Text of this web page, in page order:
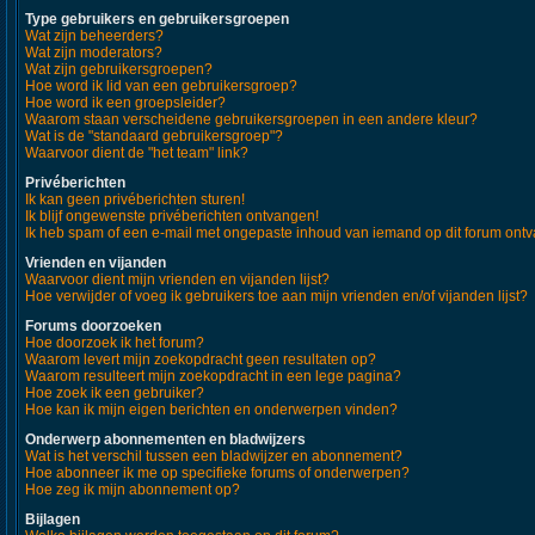
Type gebruikers en gebruikersgroepen
Wat zijn beheerders?
Wat zijn moderators?
Wat zijn gebruikersgroepen?
Hoe word ik lid van een gebruikersgroep?
Hoe word ik een groepsleider?
Waarom staan verscheidene gebruikersgroepen in een andere kleur?
Wat is de "standaard gebruikersgroep"?
Waarvoor dient de "het team" link?
Privéberichten
Ik kan geen privéberichten sturen!
Ik blijf ongewenste privéberichten ontvangen!
Ik heb spam of een e-mail met ongepaste inhoud van iemand op dit forum
Vrienden en vijanden
Waarvoor dient mijn vrienden en vijanden lijst?
Hoe verwijder of voeg ik gebruikers toe aan mijn vrienden en/of vijanden lijst?
Forums doorzoeken
Hoe doorzoek ik het forum?
Waarom levert mijn zoekopdracht geen resultaten op?
Waarom resulteert mijn zoekopdracht in een lege pagina?
Hoe zoek ik een gebruiker?
Hoe kan ik mijn eigen berichten en onderwerpen vinden?
Onderwerp abonnementen en bladwijzers
Wat is het verschil tussen een bladwijzer en abonnement?
Hoe abonneer ik me op specifieke forums of onderwerpen?
Hoe zeg ik mijn abonnement op?
Bijlagen